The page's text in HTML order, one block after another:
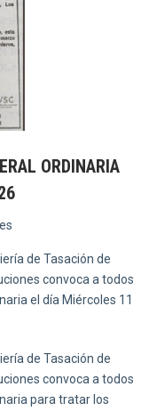
ORDINARIA
de Tasación de
convoca a todos
el día Miércoles 11
de Tasación de
convoca a todos
para tratar los